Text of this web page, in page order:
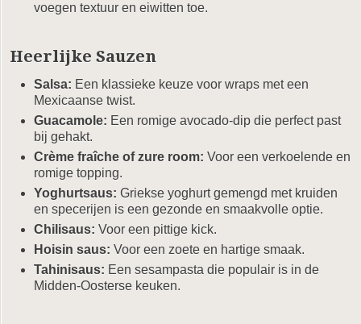
voegen textuur en eiwitten toe.
Heerlijke Sauzen
Salsa: Een klassieke keuze voor wraps met een
Mexicaanse twist.
Guacamole: Een romige avocado-dip die perfect past
bij gehakt.
Crème fraîche of zure room: Voor een verkoelende en
romige topping.
Yoghurtsaus: Griekse yoghurt gemengd met kruiden
en specerijen is een gezonde en smaakvolle optie.
Chilisaus: Voor een pittige kick.
Hoisin saus: Voor een zoete en hartige smaak.
Tahinisaus: Een sesampasta die populair is in de
Midden-Oosterse keuken.